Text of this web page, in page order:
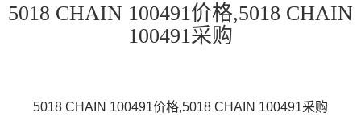
5018 CHAIN 100491价格,5018 CHAIN
100491采购
5018 CHAIN 100491价格,5018 CHAIN 100491采购